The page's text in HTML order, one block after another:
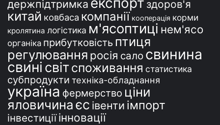
держпідтримка здоров'я
китай ковбаса компанії кооперація корми
кролятина логістика м'ясоптиці нем'ясо
органіка прибутковість птиця
регулювання росія сало свинина
свині світспоживання статистика
субпродукти техніка-обладнання
україна фермерство ціни
яловичинаєс івенти імпорт
інвестиції інновації